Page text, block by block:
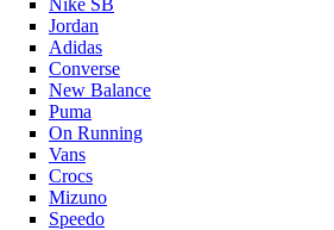
Jordan
Adidas
Converse
New Balance
Puma
On Running
Vans
Crocs
Mizuno
Speedo